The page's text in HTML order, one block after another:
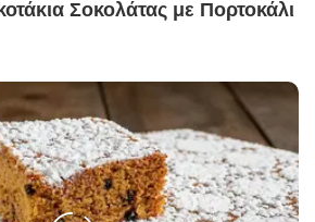
Σοκολάτας με Πορτοκάλι